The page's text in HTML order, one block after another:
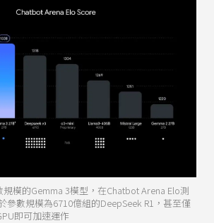
模的Gemma 3模型，在Chatbot Arena Elo測
參數規模為6710億組的DeepSeek R1，甚至僅
即可加速運作